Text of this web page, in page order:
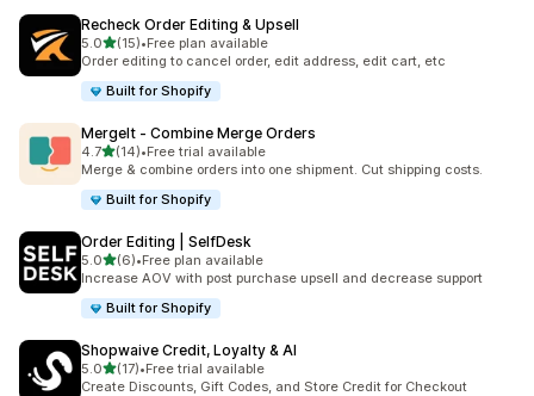
Recheck Order Editing & Upsell
5.0เต็ม 5 ดาว
(15)
ทั้งหมด 15 รีวิว
•Free plan available
Order editing to cancel order, edit address, edit cart, etc
Built for Shopify
MergeIt ‑ Combine Merge Orders
4.7เต็ม 5 ดาว
(14)
ทั้งหมด 14 รีวิว
•Free trial available
Merge & combine orders into one shipment. Cut shipping costs.
Built for Shopify
Order Editing | SelfDesk
5.0เต็ม 5 ดาว
(6)
ทั้งหมด 6 รีวิว
•Free plan available
Increase AOV with post purchase upsell and decrease support
Built for Shopify
Shopwaive Credit, Loyalty & AI
5.0เต็ม 5 ดาว
(17)
ทั้งหมด 17 รีวิว
•Free trial available
Create Discounts, Gift Codes, and Store Credit for Checkout